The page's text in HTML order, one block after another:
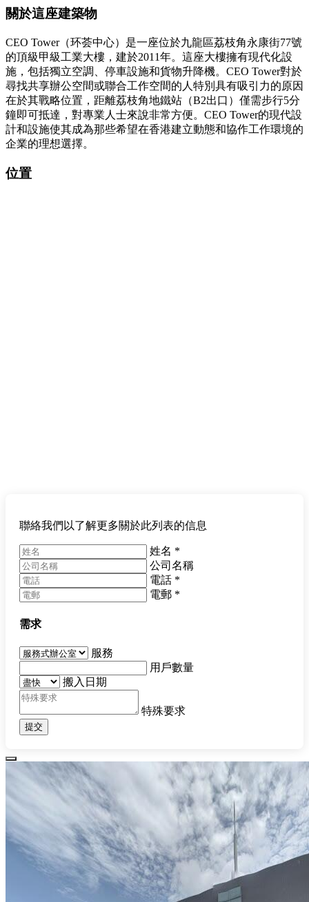
關於這座建築物
CEO Tower（环荟中心）是一座位於九龍區荔枝角永康街77號
的頂級甲級工業大樓，建於2011年。這座大樓擁有現代化設
施，包括獨立空調、停車設施和貨物升降機。CEO Tower對於
尋找共享辦公空間或聯合工作空間的人特別具有吸引力的原因
在於其戰略位置，距離荔枝角地鐵站（B2出口）僅需步行5分
鐘即可抵達，對專業人士來說非常方便。CEO Tower的現代設
計和設施使其成為那些希望在香港建立動態和協作工作環境的
企業的理想選擇。
位置
聯絡我們以了解更多關於此列表的信息
姓名 *
公司名稱
電話 *
電郵 *
需求
服務
用戶數量
搬入日期
特殊要求
提交